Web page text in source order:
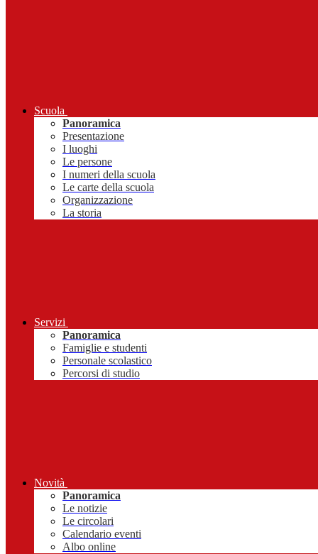
Scuola
Panoramica
Presentazione
I luoghi
Le persone
I numeri della scuola
Le carte della scuola
Organizzazione
La storia
Servizi
Panoramica
Famiglie e studenti
Personale scolastico
Percorsi di studio
Novità
Panoramica
Le notizie
Le circolari
Calendario eventi
Albo online